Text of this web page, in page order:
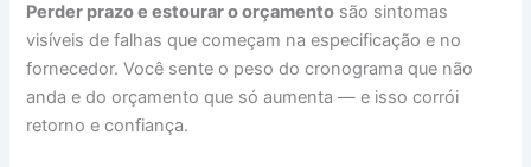
Perder prazo e estourar o orçamento são sintomas
visíveis de falhas que começam na especificação e no
fornecedor. Você sente o peso do cronograma que não
anda e do orçamento que só aumenta — e isso corrói
retorno e confiança.